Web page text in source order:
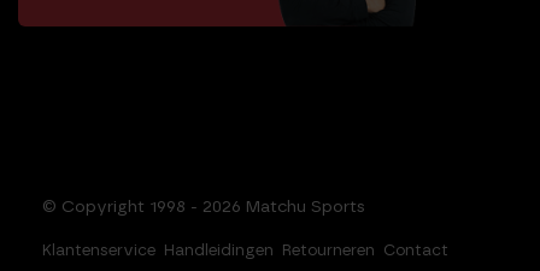
© Copyright 1998 - 2026 Matchu Sports
Klantenservice Handleidingen Retourneren Contact